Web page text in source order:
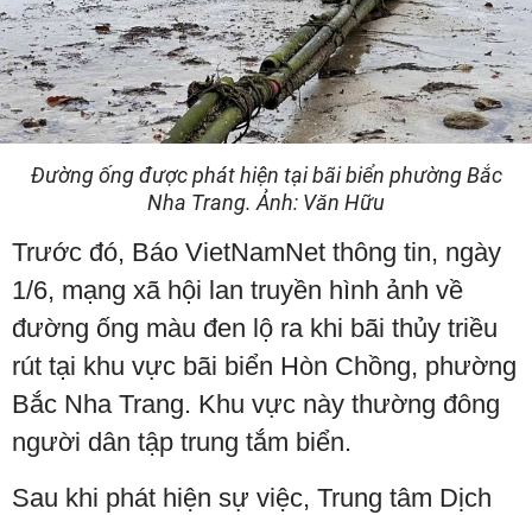
Đường ống được phát hiện tại bãi biển phường Bắc
Nha Trang. Ảnh: Văn Hữu
Trước đó, Báo VietNamNet thông tin, ngày
1/6, mạng xã hội lan truyền hình ảnh về
đường ống màu đen lộ ra khi bãi thủy triều
rút tại khu vực bãi biển Hòn Chồng, phường
Bắc Nha Trang. Khu vực này thường đông
người dân tập trung tắm biển.
Sau khi phát hiện sự việc, Trung tâm Dịch